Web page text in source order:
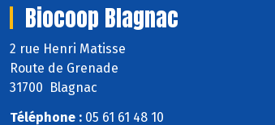
Biocoop Blagnac
2 rue Henri Matisse
Route de Grenade
31700 Blagnac
Téléphone : 05 61 61 48 10